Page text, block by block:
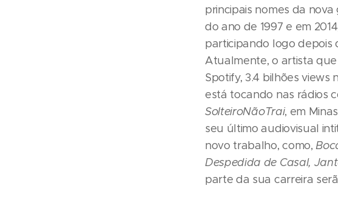
principais nomes da
do ano de 1997 e em
participando logo depois
Atualmente, o artista que
Spotify, 3.4 bilhões views
está tocando nas rádios
SolteiroNãoTrai, em
seu último audiovisual
novo trabalho, como,
Despedida de Casal,
parte da sua carreira